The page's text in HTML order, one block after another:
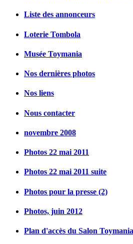
Liste des annonceurs
Loterie Tombola
Musée Toymania
Nos dernières photos
Nos liens
Nous contacter
novembre 2008
Photos 22 mai 2011
Photos 22 mai 2011 suite
Photos pour la presse (2)
Photos, juin 2012
Plan d'accès du Salon Toymania